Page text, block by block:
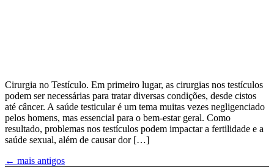
Cirurgia no Testículo. Em primeiro lugar, as cirurgias nos testículos
podem ser necessárias para tratar diversas condições, desde cistos
até câncer. A saúde testicular é um tema muitas vezes negligenciado
pelos homens, mas essencial para o bem-estar geral. Como
resultado, problemas nos testículos podem impactar a fertilidade e a
saúde sexual, além de causar dor […]
← mais antigos